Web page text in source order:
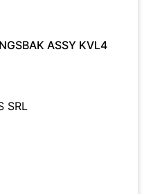
ASSY KVL4
SRL